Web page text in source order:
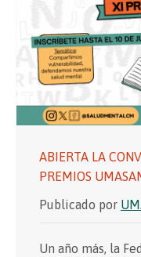
ABIERTA LA
PREMIOS
Publicado por
Un año más, la